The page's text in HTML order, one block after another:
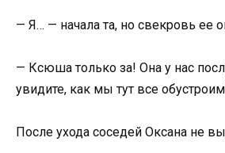
— Я… — начала та, но свекровь ее
— Ксюша только за! Она у нас
увидите, как мы тут все
После ухода соседей Оксана не